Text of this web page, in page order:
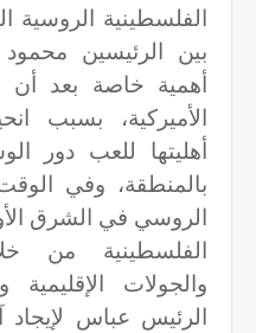
الفلسطينية
بين الرئيسين محمود
أهمية خاصة بعد أن
الأميركية، بسبب
أهليتها للعب دور
بالمنطقة، وفي
الروسي في الشرق
الفلسطينية من
والجولات الإقليمية
الرئيس عباس لإيجاد